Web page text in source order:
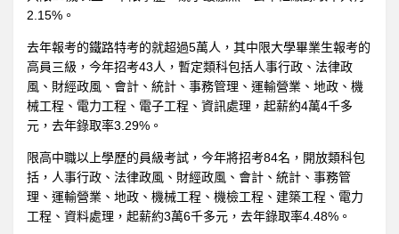
2.15%。
去年報考的鐵路特考的就超過5萬人，其中限大學畢業生報考的
高員三級，今年招考43人，暫定類科包括人事行政、法律政
風、財經政風、會計、統計、事務管理、運輸營業、地政、機
械工程、電力工程、電子工程、資訊處理，起薪約4萬4千多
元，去年錄取率3.29%。
限高中職以上學歷的員級考試，今年將招考84名，開放類科包
括，人事行政、法律政風、財經政風、會計、統計、事務管
理、運輸營業、地政、機械工程、機檢工程、建築工程、電力
工程、資料處理，起薪約3萬6千多元，去年錄取率4.48%。